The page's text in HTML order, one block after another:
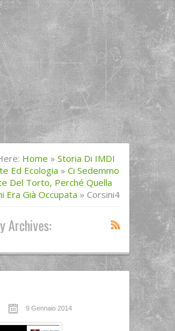
Home » Storia Di IMDI
Ed Ecologia » Ci Sedemmo
Del Torto, Perché Quella
Era Già Occupata » Corsini4
Archives:
9 Gennaio 2014